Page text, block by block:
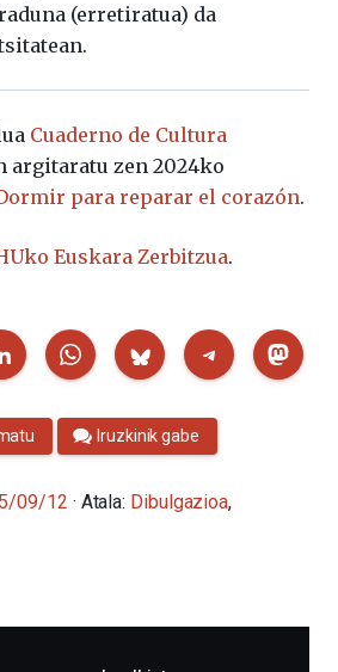
(erretiratua) da
Cuaderno de Cultura
argitaratu zen 2024ko
para reparar el corazón.
Euskara Zerbitzua.
Iruzkinik gabe
09/12 · Atala: Dibulgazioa,